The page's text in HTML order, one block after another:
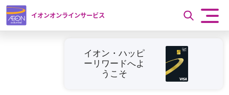
イオンオンラインサービス
イオン・ハッピ
ーリワードへよ
うこそ